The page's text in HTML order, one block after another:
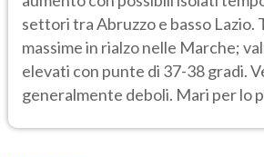
settori tra Abruzzo e basso Lazio.
massime in rialzo nelle Marche;
elevati con punte di 37-38 gradi.
generalmente deboli. Mari per lo